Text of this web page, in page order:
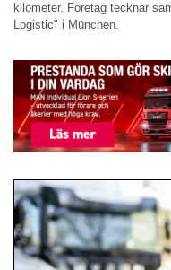
kilometer. Företag tecknar
Logistic" i München.